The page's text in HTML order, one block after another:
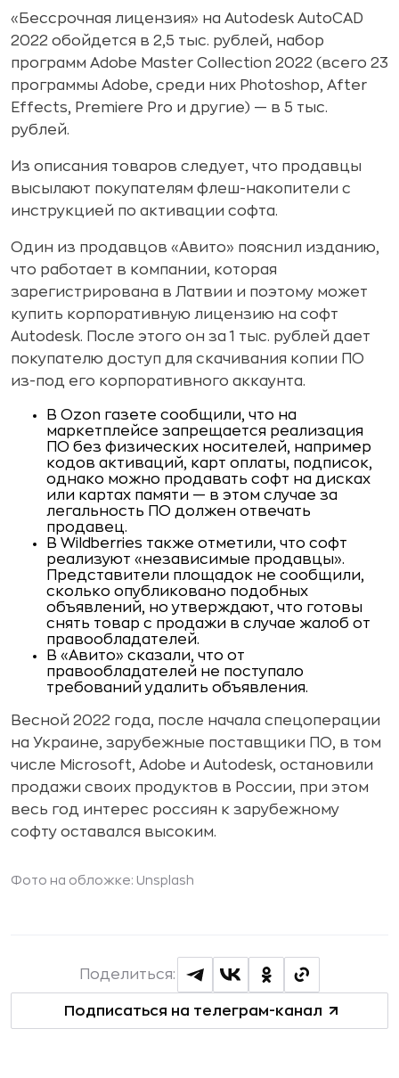
«Бессрочная лицензия» на Autodesk AutoCAD
2022 обойдется в 2,5 тыс. рублей, набор
программ Adobe Master Collection 2022 (всего 23
программы Adobe, среди них Photoshop, After
Effects, Premiere Pro и другие) — в 5 тыс.
рублей.
Из описания товаров следует, что продавцы
высылают покупателям флеш-накопители с
инструкцией по активации софта.
Один из продавцов «Авито» пояснил изданию,
что работает в компании, которая
зарегистрирована в Латвии и поэтому может
купить корпоративную лицензию на софт
Autodesk. После этого он за 1 тыс. рублей дает
покупателю доступ для скачивания копии ПО
из-под его корпоративного аккаунта.
В Ozon газете сообщили, что на
маркетплейсе запрещается реализация
ПО без физических носителей, например
кодов активаций, карт оплаты, подписок,
однако можно продавать софт на дисках
или картах памяти — в этом случае за
легальность ПО должен отвечать
продавец.
В Wildberries также отметили, что софт
реализуют «независимые продавцы».
Представители площадок не сообщили,
сколько опубликовано подобных
объявлений, но утверждают, что готовы
снять товар с продажи в случае жалоб от
правообладателей.
В «Авито» сказали, что от
правообладателей не поступало
требований удалить объявления.
Весной 2022 года, после начала спецоперации
на Украине, зарубежные поставщики ПО, в том
числе Microsoft, Adobe и Autodesk, остановили
продажи своих продуктов в России, при этом
весь год интерес россиян к зарубежному
софту оставался высоким.
Фото на обложке: Unsplash
Подписаться на телеграм-канал
Поделиться: